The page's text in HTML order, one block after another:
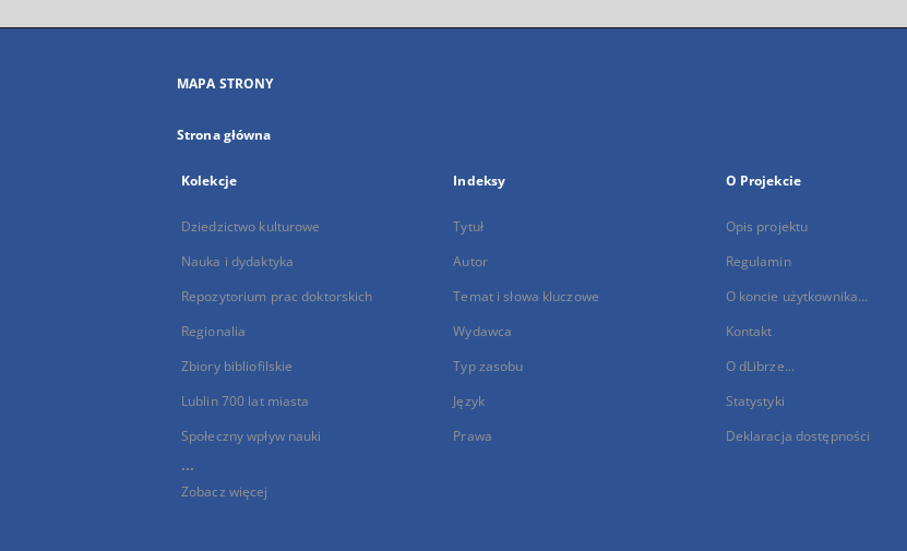
MAPA STRONY
Strona główna
Kolekcje
Dziedzictwo kulturowe
Nauka i dydaktyka
Repozytorium prac doktorskich
Regionalia
Zbiory bibliofilskie
Lublin 700 lat miasta
Społeczny wpływ nauki
...
Zobacz więcej
Indeksy
Tytuł
Autor
Temat i słowa kluczowe
Wydawca
Typ zasobu
Język
Prawa
O Projekcie
Opis projektu
Regulamin
O koncie użytkownika...
Kontakt
O dLibrze...
Statystyki
Deklaracja dostępności